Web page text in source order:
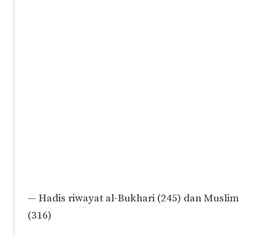
— Hadis riwayat al-Bukhari (245) dan Muslim
(316)